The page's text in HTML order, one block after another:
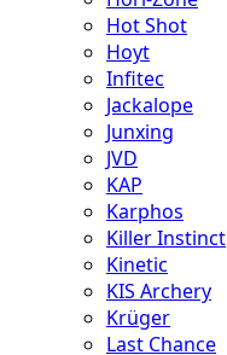
Hot Shot
Hoyt
Infitec
Jackalope
Junxing
JVD
KAP
Karphos
Killer Instinct
Kinetic
KIS Archery
Krüger
Last Chance